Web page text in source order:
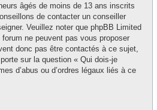
âgés de moins de 13 ans inscrits
de contacter un conseiller
Veuillez noter que phpBB Limited
ne peuvent pas vous proposer
donc pas être contactés à ce sujet,
sur la question « Qui dois-je
d’abus ou d’ordres légaux liés à ce